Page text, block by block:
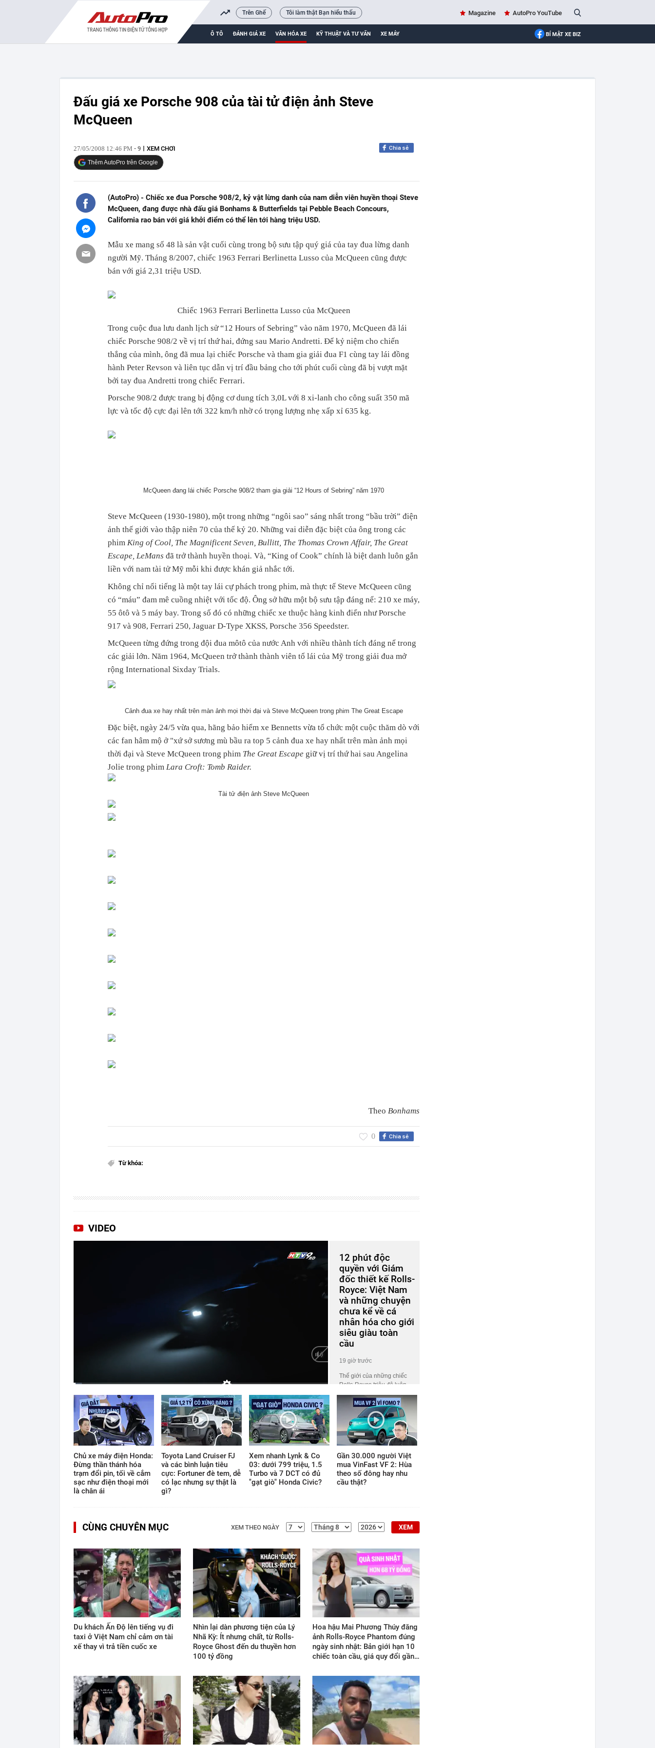
Trên Ghế Tôi làm thật Bạn hiểu thấu Magazine AutoPro YouTube
Ô TÔ ĐÁNH GIÁ XE VĂN HÓA XE KỸ THUẬT VÀ TƯ VẤN XE MÁY BÍ MẬT XE BIZ
Đấu giá xe Porsche 908 của tài tử điện ảnh Steve
McQueen
27/05/2008 12:46 PM - 9 XEM CHƠI Chia sẻ
Thêm AutoPro trên Google
(AutoPro) - Chiếc xe đua Porsche 908/2, kỷ vật lừng danh của nam diễn viên huyền thoại Steve
McQueen, đang được nhà đấu giá Bonhams & Butterfields tại Pebble Beach Concours,
California rao bán với giá khởi điểm có thể lên tới hàng triệu USD.
Mẫu xe mang số 48 là sản vật cuối cùng trong bộ sưu tập quý giá của tay đua lừng danh
người Mỹ. Tháng 8/2007, chiếc 1963 Ferrari Berlinetta Lusso của McQueen cũng được
bán với giá 2,31 triệu USD.
Chiếc 1963 Ferrari Berlinetta Lusso của McQueen
Trong cuộc đua lưu danh lịch sử “12 Hours of Sebring” vào năm 1970, McQueen đã lái
chiếc Porsche 908/2 về vị trí thứ hai, đứng sau Mario Andretti. Để kỷ niệm cho chiến
thắng của mình, ông đã mua lại chiếc Porsche và tham gia giải đua F1 cùng tay lái đồng
hành Peter Revson và liên tục dẫn vị trí đầu bảng cho tới phút cuối cùng đã bị vượt mặt
bởi tay đua Andretti trong chiếc Ferrari.
Porsche 908/2 được trang bị động cơ dung tích 3,0L với 8 xi-lanh cho công suất 350 mã
lực và tốc độ cực đại lên tới 322 km/h nhờ có trọng lượng nhẹ xấp xỉ 635 kg.
McQueen đang lái chiếc Porsche 908/2 tham gia giải “12 Hours of Sebring” năm 1970
Steve McQueen (1930-1980), một trong những “ngôi sao” sáng nhất trong “bầu trời” điện
ảnh thế giới vào thập niên 70 của thế kỷ 20. Những vai diễn đặc biệt của ông trong các
phim King of Cool, The Magnificent Seven, Bullitt, The Thomas Crown Affair, The Great
Escape, LeMans đã trở thành huyền thoại. Và, “King of Cook” chính là biệt danh luôn gắn
liền với nam tài tử Mỹ mỗi khi được khán giả nhắc tới.
Không chỉ nổi tiếng là một tay lái cự phách trong phim, mà thực tế Steve McQueen cũng
có “máu” đam mê cuồng nhiệt với tốc độ. Ông sở hữu một bộ sưu tập đáng nể: 210 xe máy,
55 ôtô và 5 máy bay. Trong số đó có những chiếc xe thuộc hàng kinh điển như Porsche
917 và 908, Ferrari 250, Jaguar D-Type XKSS, Porsche 356 Speedster.
McQueen từng đứng trong đội đua môtô của nước Anh với nhiều thành tích đáng nể trong
các giải lớn. Năm 1964, McQueen trở thành thành viên tổ lái của Mỹ trong giải đua mở
rộng International Sixday Trials.
Cảnh đua xe hay nhất trên màn ảnh mọi thời đại và Steve McQueen trong phim The Great Escape
Đặc biệt, ngày 24/5 vừa qua, hãng bảo hiểm xe Bennetts vừa tổ chức một cuộc thăm dò với
các fan hâm mộ ở "xứ sở sương mù bầu ra top 5 cảnh đua xe hay nhất trên màn ảnh mọi
thời đại và Steve McQueen trong phim The Great Escape giữ vị trí thứ hai sau Angelina
Jolie trong phim Lara Croft: Tomb Raider.
Tài tử điện ảnh Steve McQueen
Theo Bonhams
Chia sẻ
0
Từ khóa:
VIDEO
CurrentDuration
12 phút độc
quyền với Giám
đốc thiết kế Rolls-
Royce: Việt Nam
và những chuyện
chưa kể về cá
nhân hóa cho giới
siêu giàu toàn
cầu
19 giờ trước
Thế giới của những chiếc
Rolls-Royce triệu đô luôn
phủ một lớp màn bí ẩn khiến
công chúng tò mò. Ở đó, giá
trị không nằm ở những khối
động cơ gầm rú hay logo
lấp lánh, mà ẩn giấu trong
những tiêu chuẩn chế tác
khắt khe thách thức mọi giới
hạn thông thường của thế
giới vật chất.
Chủ xe máy điện Honda:
Đừng thần thánh hóa
trạm đổi pin, tối về cắm
sạc như điện thoại mới
là chân ái
Toyota Land Cruiser FJ
và các bình luận tiêu
cực: Fortuner đè tem, dễ
có lạc nhưng sự thật là
gì?
Xem nhanh Lynk & Co
03: dưới 799 triệu, 1.5
Turbo và 7 DCT có đủ
"gạt giò" Honda Civic?
Gần 30.000 người Việt
mua VinFast VF 2: Hùa
theo số đông hay nhu
cầu thật?
CÙNG CHUYÊN MỤC XEM THEO NGÀY XEM
Du khách Ấn Độ lên tiếng vụ đi
taxi ở Việt Nam chỉ cảm ơn tài
xế thay vì trả tiền cuốc xe
Nhìn lại dàn phương tiện của Lý
Nhã Kỳ: Ít nhưng chất, từ Rolls-
Royce Ghost đến du thuyền hơn
100 tỷ đồng
Hoa hậu Mai Phương Thúy đăng
ảnh Rolls-Royce Phantom đúng
ngày sinh nhật: Bản giới hạn 10
chiếc toàn cầu, giá quy đổi gần…